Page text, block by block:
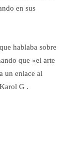
en sus
hablaba sobre
que «el arte
un enlace al
G .